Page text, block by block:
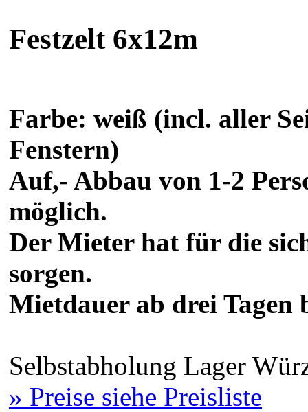
Festzelt 6x12m
Farbe: weiß (incl. aller
Fenstern)
Auf,- Abbau von 1-2
möglich.
Der Mieter hat für die
sorgen.
Mietdauer ab drei Tagen
Selbstabholung Lager
» Preise siehe Preisliste